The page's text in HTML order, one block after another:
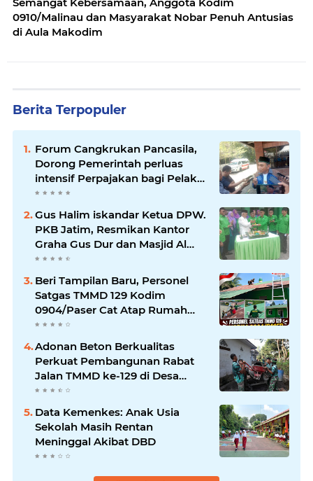
0910/Malinau dan Masyarakat Nobar Penuh Antusias
di Aula Makodim
Berita Terpopuler
Forum Cangkrukan Pancasila,
Dorong Pemerintah perluas
intensif Perpajakan bagi Pelaku
Usaha UMKM.
Gus Halim iskandar Ketua DPW.
PKB Jatim, Resmikan Kantor
Graha Gus Dur dan Masjid Al
Iskandariyah, dorong Jadi Pusat
Pelayanan Warga dan Dakwah
Umat.
Beri Tampilan Baru, Personel
Satgas TMMD 129 Kodim
0904/Paser Cat Atap Rumah
Marbot
Adonan Beton Berkualitas
Perkuat Pembangunan Rabat
Jalan TMMD ke-129 di Desa
Ledoktempuro
Data Kemenkes: Anak Usia
Sekolah Masih Rentan
Meninggal Akibat DBD